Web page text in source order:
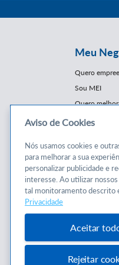
Meu
Quero
Sou MEI
Quero
Cursos
Consultorias
Aviso de Cookies
Nós usamos cookies e
para melhorar a sua
personalizar publicidade e
interesse. Ao utilizar
tal monitoramento descrito
Privacidade
Aceitar
Rejeitar